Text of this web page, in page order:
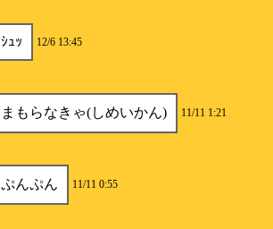
ｼｭｯ 12/6 13:45
まもらなきゃ(しめいかん) 11/11 1:21
ぷんぷん 11/11 0:55